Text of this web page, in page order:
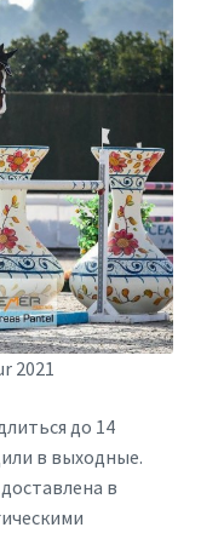
2021
до 14
в выходные.
​​в